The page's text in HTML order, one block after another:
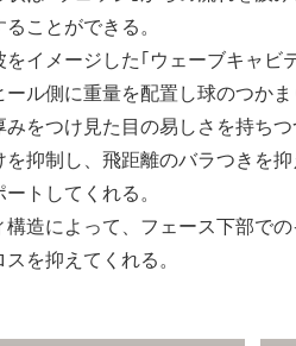
ことができる。
イメージした｢ウェーブキャビ
ル側に重量を配置し球のつかま
みをつけ見た目の易しさを持ち
を抑制し、飛距離のバラつきを
トしてくれる。
構造によって、フェース下部で
を抑えてくれる。